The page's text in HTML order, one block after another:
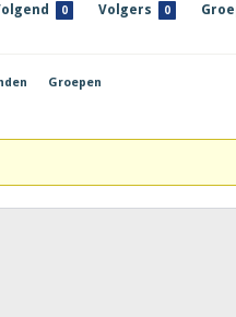
0 Volgers 0
Groepen